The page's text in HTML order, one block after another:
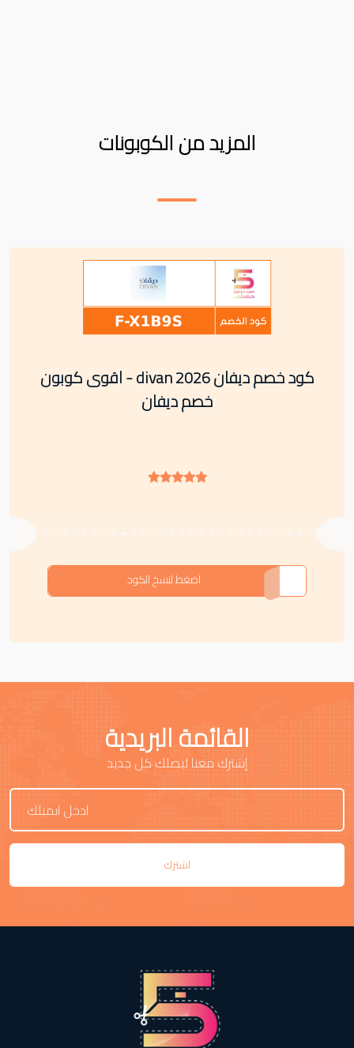
المزيد من الكوبونات
كود خصم ديفان divan 2026 - اقوى كوبون
خصم ديفان
F-X1B9S
اضغط لنسخ الكود
القائمة البريدية
إشترك معنا ليصلك كل جديد
اشترك